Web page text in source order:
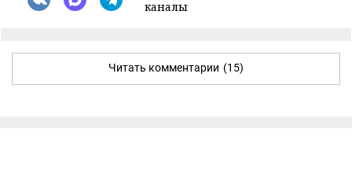
каналы
Читать комментарии (15)